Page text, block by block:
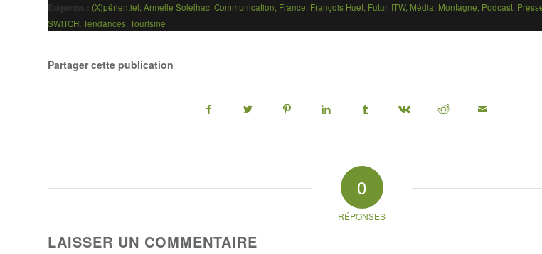
Etiquettes : (X)périentiel, Armelle Solelhac, Communication, France, François Huet, Futur, ITW, Média, Montagne, Podcast,
SWiTCH, Tendances, Tourisme
Partager cette publication
0
RÉPONSES
LAISSER UN COMMENTAIRE